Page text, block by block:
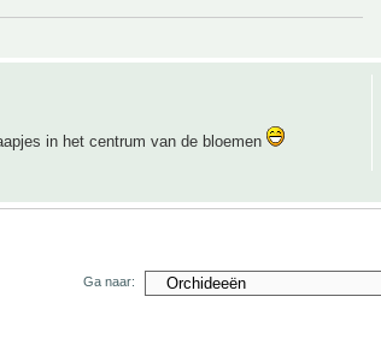
in het centrum van de bloemen
Ga naar: